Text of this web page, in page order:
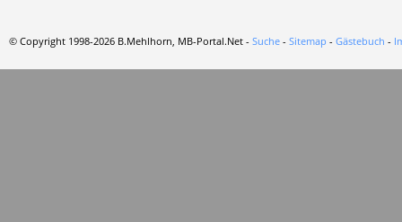
© Copyright 1998-2026 B.Mehlhorn, MB-Portal.Net - Suche - Sitemap - Gästebuch -